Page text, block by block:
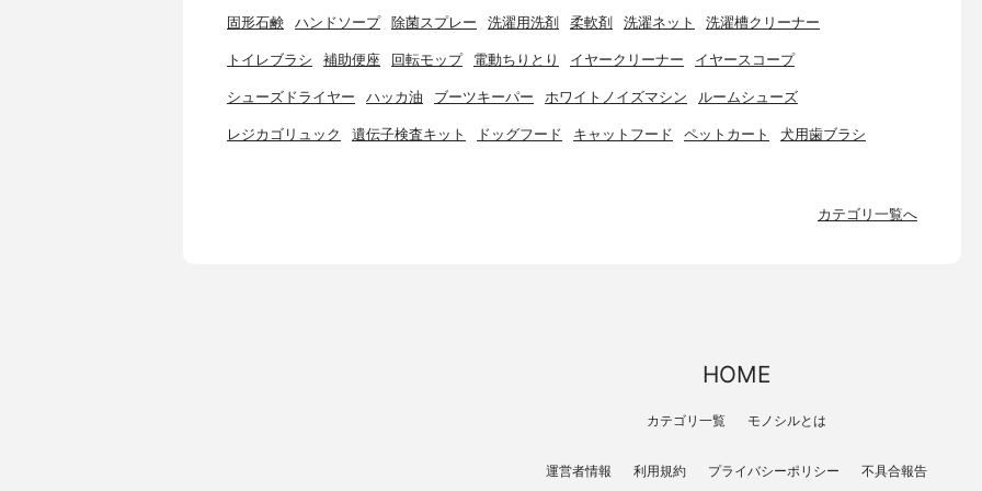
固形石鹸 ハンドソープ 除菌スプレー 洗濯用洗剤 柔軟剤 洗濯ネット 洗濯槽クリーナー
トイレブラシ 補助便座 回転モップ 電動ちりとり イヤークリーナー イヤースコープ
シューズドライヤー ハッカ油 ブーツキーパー ホワイトノイズマシン ルームシューズ
レジカゴリュック 遺伝子検査キット ドッグフード キャットフード ペットカート 犬用歯ブラシ
カテゴリ一覧へ
HOME
カテゴリ一覧 モノシルとは
運営者情報 利用規約 プライバシーポリシー 不具合報告